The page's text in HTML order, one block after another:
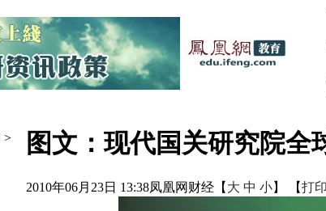
>
图文：现代国关研究院
2010年06月23日 13:38凤凰网财经 【 大 中 小】 【打印